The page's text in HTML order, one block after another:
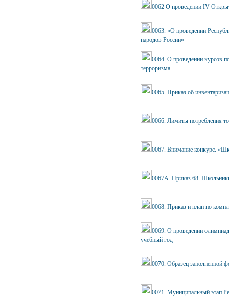
0062 О проведении IV
0063. «О проведении
народов России»
0064. О проведении курсов
терроризма.
0065. Приказ об
0066. Лимиты потребления
0067. Внимание конкурс.
0067А. Приказ 68.
0068. Приказ и план по
0069. О проведении
учебный год
0070. Образец заполненной
0071. Муниципальный этап